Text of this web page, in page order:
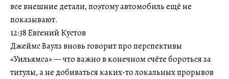
все внешние детали, поэтому автомобиль ещё не
показывают.
12:38 Евгений Кустов
Джеймс Ваулз вновь говорит про перспективы
«Уильямса» — что важно в конечном счёте бороться за
титулы, а не добиваться каких-то локальных прорывов